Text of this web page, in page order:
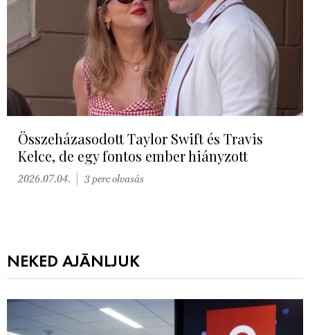
Összeházasodott Taylor Swift és Travis
Kelce, de egy fontos ember hiányzott
2026.07.04. 3 perc olvasás
NEKED AJÁNLJUK